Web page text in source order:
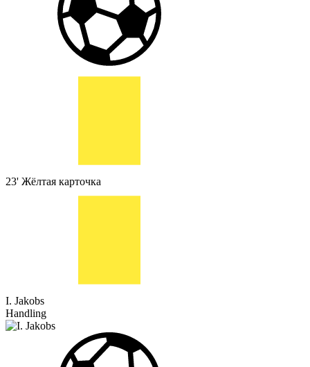
23' Жёлтая карточка
I. Jakobs
Handling